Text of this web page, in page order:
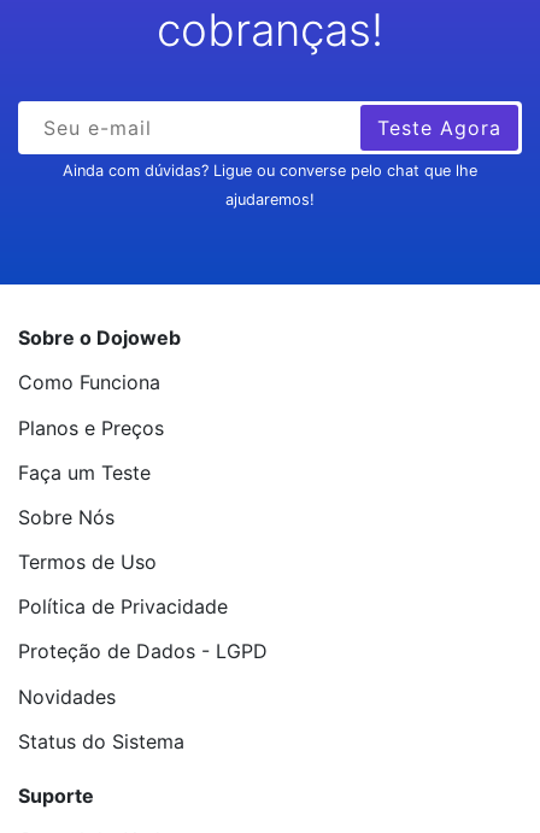
cobranças!
Teste Agora
Ainda com dúvidas? Ligue ou converse pelo chat que lhe
ajudaremos!
Sobre o Dojoweb
Como Funciona
Planos e Preços
Faça um Teste
Sobre Nós
Termos de Uso
Política de Privacidade
Proteção de Dados - LGPD
Novidades
Status do Sistema
Suporte